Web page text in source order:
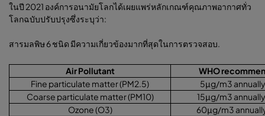
ในปี 2021 องค์การอนามัยโลกได้เผยแพร่หลักเกณฑ์คุณภาพอากาศทั่ว
โลกฉบับปรับปรุงซึ่งระบุว่า:
สารมลพิษ 6 ชนิด มีความเกี่ยวข้องมากที่สุดในการตรวจสอบ.
Air Pollutant
WHO
Fine particulate matter (PM2.5)
5μg/m3 annually
Coarse particulate matter (PM10)
15μg/m3
Ozone (O3)
60μg/m3